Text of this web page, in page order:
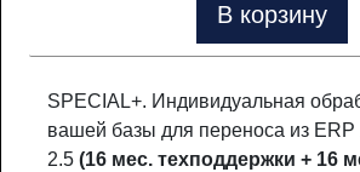
В корзину
SPECIAL+. Индивидуальная
вашей базы для переноса из ERP
2.5 (16 мес. техподдержки + 16